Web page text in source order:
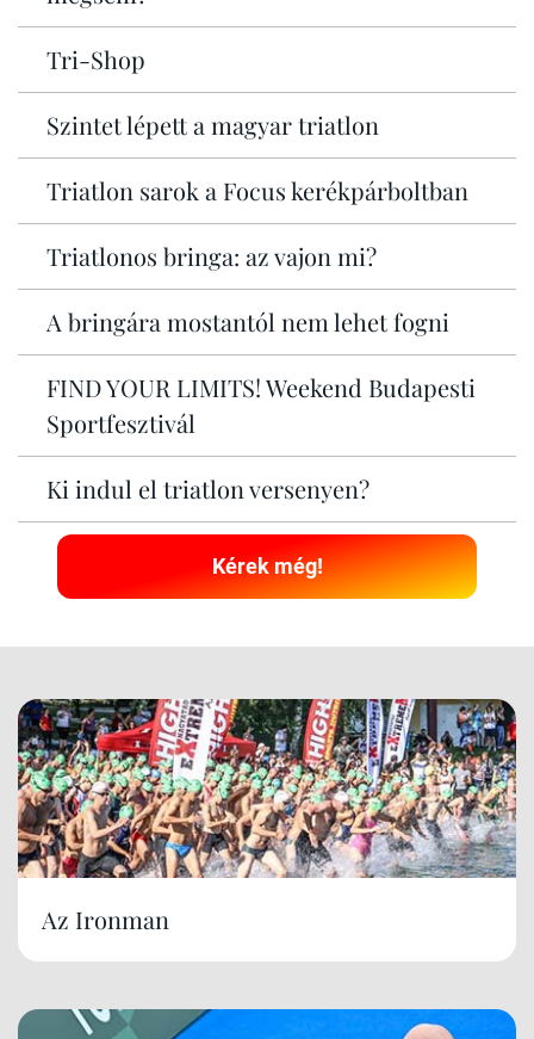
Tri-Shop
Szintet lépett a magyar triatlon
Triatlon sarok a Focus kerékpárboltban
Triatlonos bringa: az vajon mi?
A bringára mostantól nem lehet fogni
FIND YOUR LIMITS! Weekend Budapesti
Sportfesztivál
Ki indul el triatlon versenyen?
Kérek még!
Az Ironman